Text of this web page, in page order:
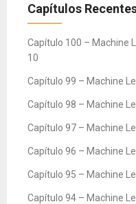
Capítulos
Capítulo 100 – Machine
10
Capítulo 99 – Machine
Capítulo 98 – Machine
Capítulo 97 – Machine
Capítulo 96 – Machine
Capítulo 95 – Machine
Capítulo 94 – Machine